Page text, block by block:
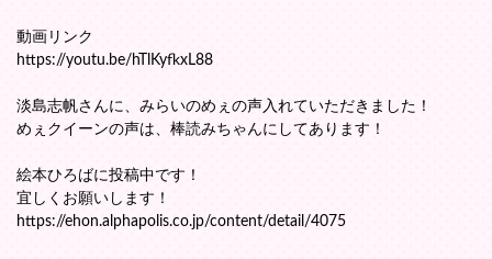
動画リンク
https://youtu.be/hTlKyfkxL88
淡島志帆さんに、みらいのめぇの声入れていただきました！
めぇクイーンの声は、棒読みちゃんにしてあります！
絵本ひろばに投稿中です！
宜しくお願いします！
https://ehon.alphapolis.co.jp/content/detail/4075